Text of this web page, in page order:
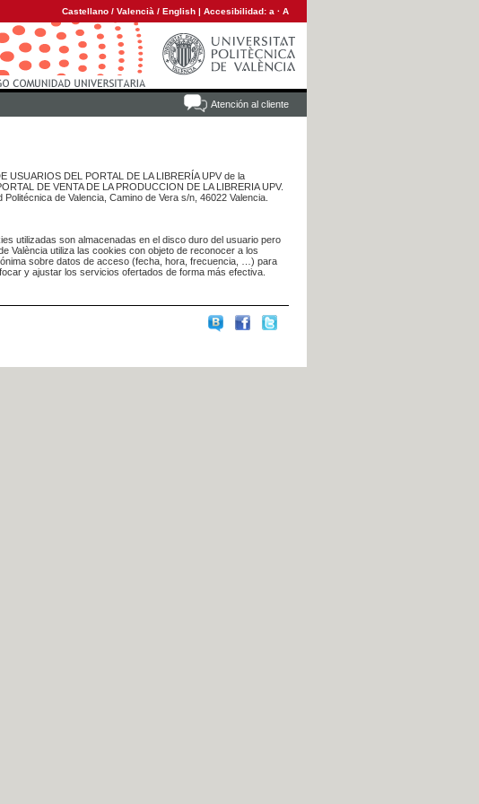
Castellano / Valencià / English | Accesibilidad: a · A
Atención al cliente
DEL PORTAL DE LA LIBRERÍA UPV de la
DE VENTA DE LA PRODUCCION DE LA LIBRERIA UPV.
de Valencia, Camino de Vera s/n, 46022 Valencia.
utilizadas son almacenadas en el disco duro del usuario pero
València utiliza las cookies con objeto de reconocer a los
sobre datos de acceso (fecha, hora, frecuencia, …) para
y ajustar los servicios ofertados de forma más efectiva.